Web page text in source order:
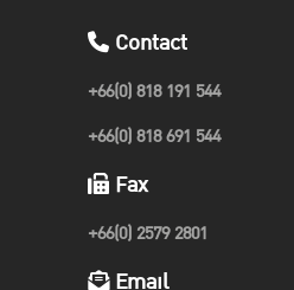
Contact
+66(0) 818 191 544
+66(0) 818 691 544
Fax
+66(0) 2579 2801
Email